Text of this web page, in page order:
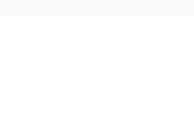
Bed With Arms